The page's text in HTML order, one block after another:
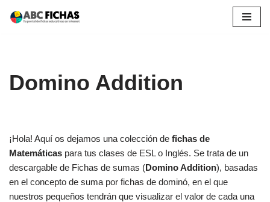
Domino Addition
¡Hola! Aquí os dejamos una colección de fichas de
Matemáticas para tus clases de ESL o Inglés. Se trata de un
descargable de Fichas de sumas (Domino Addition), basadas
en el concepto de suma por fichas de dominó, en el que
nuestros pequeños tendrán que visualizar el valor de cada una